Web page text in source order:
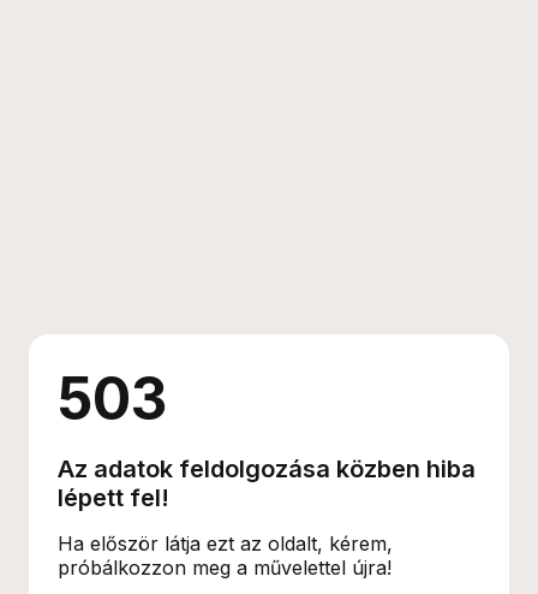
503
Az adatok feldolgozása közben hiba
lépett fel!
Ha először látja ezt az oldalt, kérem,
próbálkozzon meg a művelettel újra!